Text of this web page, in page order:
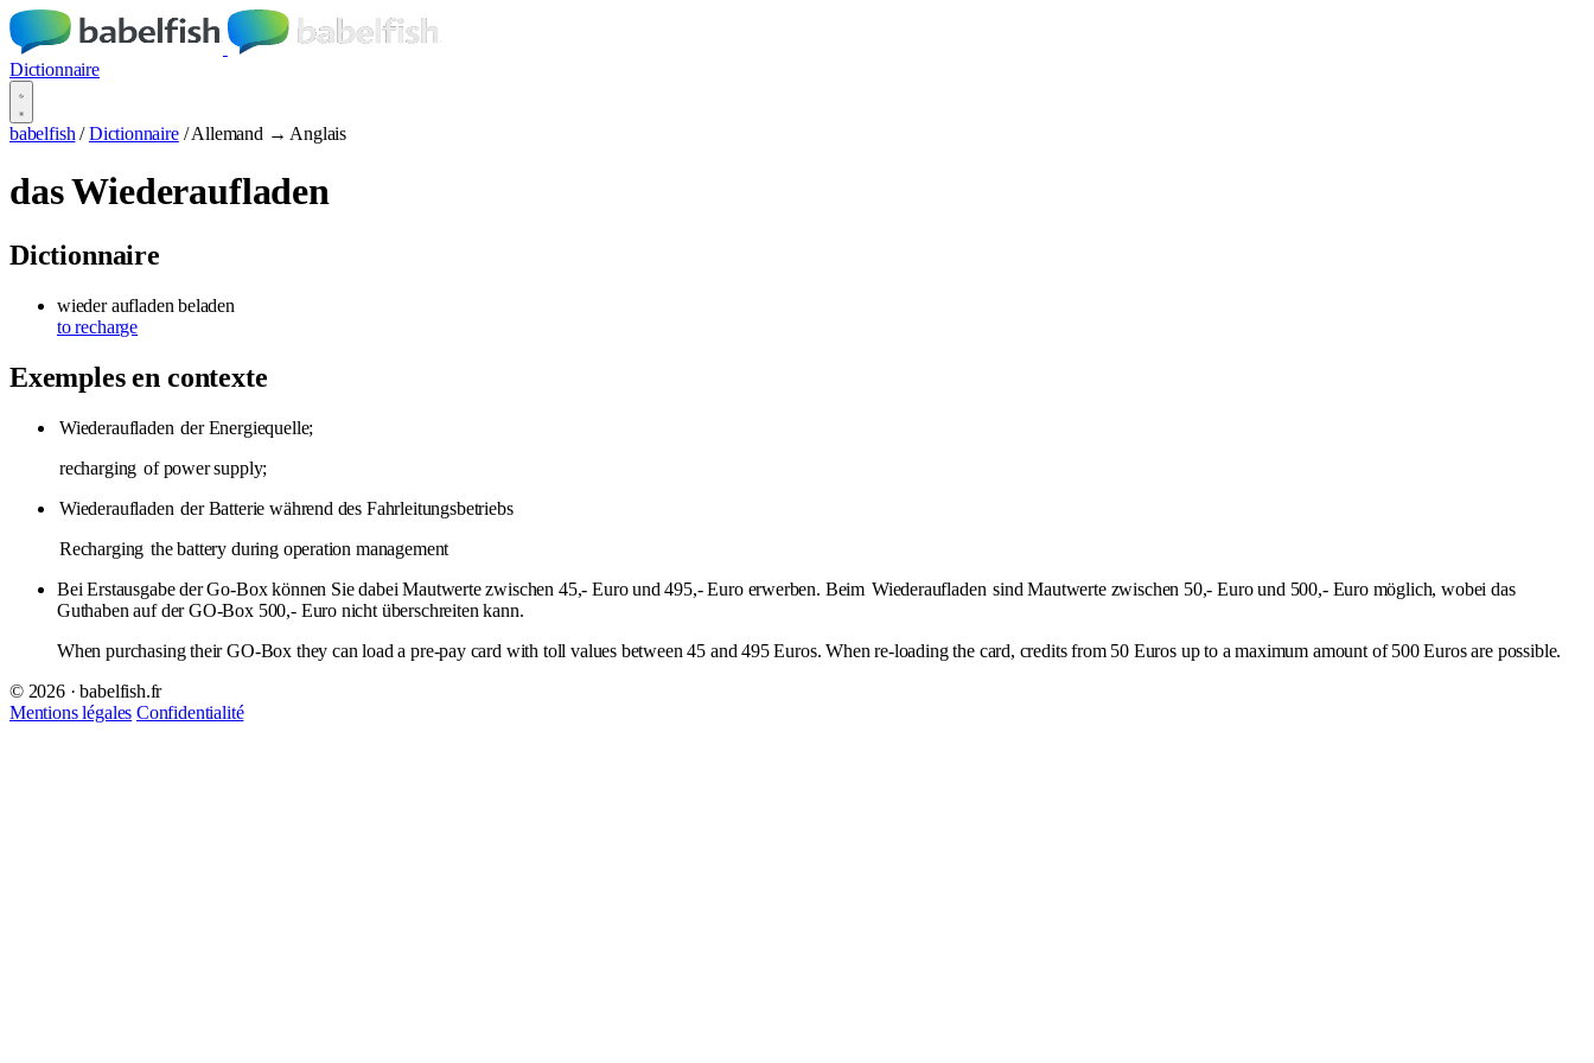
Dictionnaire
babelfish / Dictionnaire / Allemand → Anglais
das Wiederaufladen
Dictionnaire
wieder aufladen beladen
to recharge
Exemples en contexte
Wiederaufladen der Energiequelle;
recharging of power supply;
Wiederaufladen der Batterie während des Fahrleitungsbetriebs
Recharging the battery during operation management
Bei Erstausgabe der Go-Box können Sie dabei Mautwerte zwischen 45,- Euro und 495,- Euro erwerben. Beim Wiederaufladen sind Mautwerte zwischen 50,- Euro und 500,- Euro möglich, wobei das
Guthaben auf der GO-Box 500,- Euro nicht überschreiten kann.
When purchasing their GO-Box they can load a pre-pay card with toll values between 45 and 495 Euros. When re-loading the card, credits from 50 Euros up to a maximum amount of 500 Euros are possible.
© 2026 · babelfish.fr
Mentions légales Confidentialité